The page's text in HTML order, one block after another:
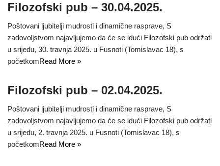
Filozofski pub – 30.04.2025.
Poštovani ljubitelji mudrosti i dinamične rasprave, S
zadovoljstvom najavljujemo da će se idući Filozofski pub održati
u srijedu, 30. travnja 2025. u Fusnoti (Tomislavac 18), s
početkomRead More »
Filozofski pub – 02.04.2025.
Poštovani ljubitelji mudrosti i dinamične rasprave, S
zadovoljstvom najavljujemo da će se idući Filozofski pub održati
u srijedu, 2. travnja 2025. u Fusnoti (Tomislavac 18), s
početkomRead More »